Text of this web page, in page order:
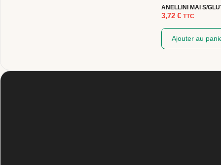
ANELLINI MAI S/
3,72€ TTC
Ajouter au